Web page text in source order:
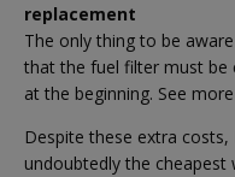
replacement
The only thing to be
that the fuel filter must be
at the beginning. See
Despite these extra costs,
undoubtedly the cheapest